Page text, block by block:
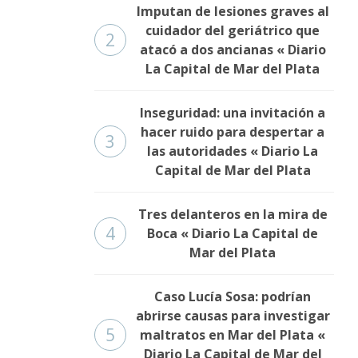
2
Imputan de lesiones graves al
cuidador del geriátrico que
atacó a dos ancianas « Diario
La Capital de Mar del Plata
3
Inseguridad: una invitación a
hacer ruido para despertar a
las autoridades « Diario La
Capital de Mar del Plata
4
Tres delanteros en la mira de
Boca « Diario La Capital de
Mar del Plata
5
Caso Lucía Sosa: podrían
abrirse causas para investigar
maltratos en Mar del Plata «
Diario La Capital de Mar del